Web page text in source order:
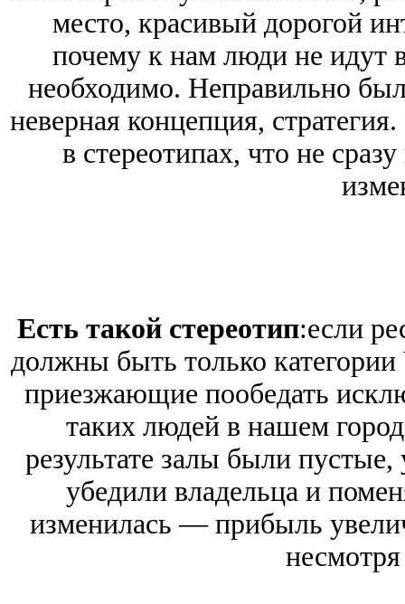
место, красивый дорогой
почему к нам люди не идут
необходимо. Неправильно
неверная концепция,
в стереотипах, что не
Есть такой стереотип:если
должны быть только
приезжающие пообедать
таких людей в нашем
результате залы были
убедили владельца и
изменилась — прибыль